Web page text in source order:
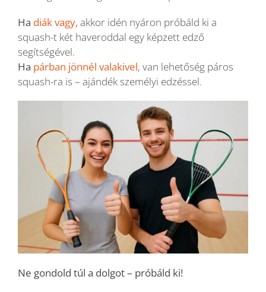
Ha diák vagy, akkor idén nyáron próbáld ki a
squash-t két haveroddal egy képzett edző
segítségével.
Ha párban jönnél valakivel, van lehetőség páros
squash-ra is – ajándék személyi edzéssel.
Ne gondold túl a dolgot – próbáld ki!